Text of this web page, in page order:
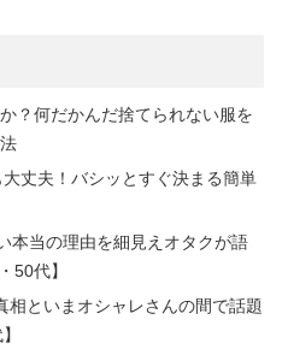
？何だかんだ捨てられない服を
丈夫！バシッとすぐ決まる簡単
本当の理由を細見えオタクが語
50代】
相といまオシャレさんの間で話題